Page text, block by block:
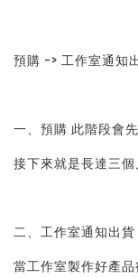
預購 -> 工作室通知
一、預購 此階段會
接下來就是長達三
二、工作室通知出貨
當工作室製作好產品